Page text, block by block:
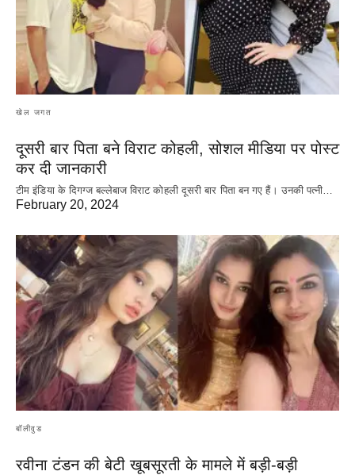
खेल जगत
दूसरी बार‌ पिता बने विराट कोहली, सोशल मीडिया पर पोस्ट
कर दी‌ जानकारी
टीम इंडिया के दिगग्ज बल्लेबाज विराट कोहली दूसरी बार पिता बन गए हैं। उनकी पत्नी…
February 20, 2024
बॉलीवुड
रवीना टंडन की बेटी खूबसूरती के मामले में बड़ी-बड़ी